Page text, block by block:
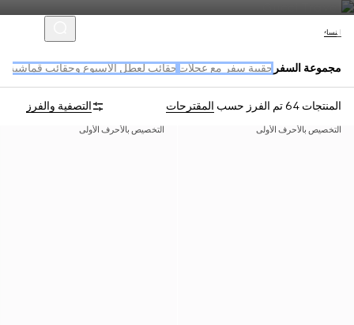
النساء
مجموعة السفر حقيبة سفر مع عجلات حقائب لعطل الأسبوع وحقائب قماشية
المنتجات 64 تم الفرز حسب المقترحات التصفية والفرز
التخصيص بالأحرف الأولى التخصيص بالأحرف الأولى